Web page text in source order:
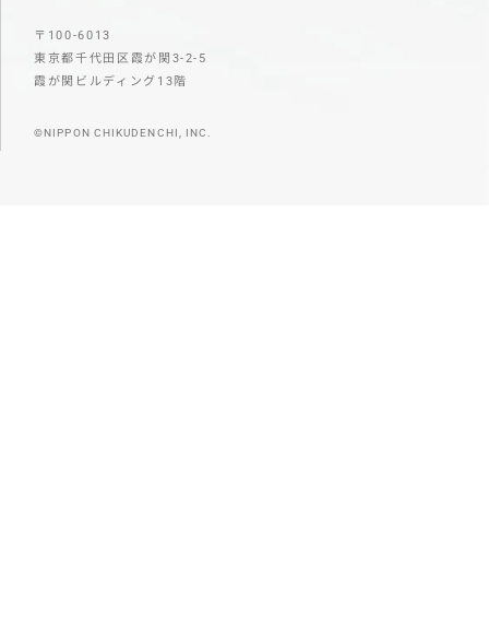
〒100-6013
東京都千代田区霞が関3-2-5
霞が関ビルディング13階
©NIPPON CHIKUDENCHI, INC.